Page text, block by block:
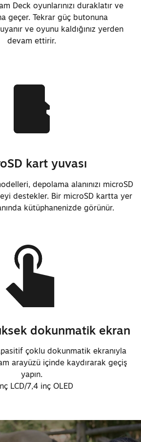
Deck oyunlarınızı duraklatır ve
geçer. Tekrar güç butonuna
ve oyunu kaldığınız yerden
devam ettirir.
kart yuvası
depolama alanınızı microSD
destekler. Bir microSD kartta yer
kütüphanenizde görünür.
dokunmatik ekran
çoklu dokunmatik ekranıyla
arayüzü içinde kaydırarak geçiş
yapın.
LCD/7,4 inç OLED